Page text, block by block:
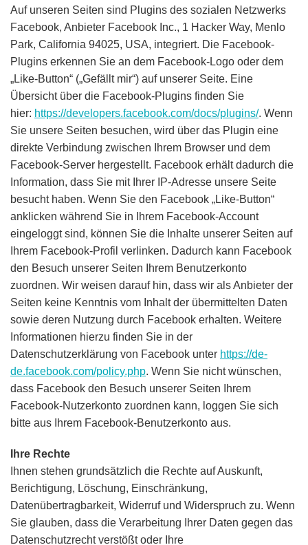
Auf unseren Seiten sind Plugins des sozialen Netzwerks
Facebook, Anbieter Facebook Inc., 1 Hacker Way, Menlo
Park, California 94025, USA, integriert. Die Facebook-
Plugins erkennen Sie an dem Facebook-Logo oder dem
„Like-Button“ („Gefällt mir“) auf unserer Seite. Eine
Übersicht über die Facebook-Plugins finden Sie
hier: https://developers.facebook.com/docs/plugins/. Wenn
Sie unsere Seiten besuchen, wird über das Plugin eine
direkte Verbindung zwischen Ihrem Browser und dem
Facebook-Server hergestellt. Facebook erhält dadurch die
Information, dass Sie mit Ihrer IP-Adresse unsere Seite
besucht haben. Wenn Sie den Facebook „Like-Button“
anklicken während Sie in Ihrem Facebook-Account
eingeloggt sind, können Sie die Inhalte unserer Seiten auf
Ihrem Facebook-Profil verlinken. Dadurch kann Facebook
den Besuch unserer Seiten Ihrem Benutzerkonto
zuordnen. Wir weisen darauf hin, dass wir als Anbieter der
Seiten keine Kenntnis vom Inhalt der übermittelten Daten
sowie deren Nutzung durch Facebook erhalten. Weitere
Informationen hierzu finden Sie in der
Datenschutzerklärung von Facebook unter https://de-
de.facebook.com/policy.php. Wenn Sie nicht wünschen,
dass Facebook den Besuch unserer Seiten Ihrem
Facebook-Nutzerkonto zuordnen kann, loggen Sie sich
bitte aus Ihrem Facebook-Benutzerkonto aus.
Ihre Rechte
Ihnen stehen grundsätzlich die Rechte auf Auskunft,
Berichtigung, Löschung, Einschränkung,
Datenübertragbarkeit, Widerruf und Widerspruch zu. Wenn
Sie glauben, dass die Verarbeitung Ihrer Daten gegen das
Datenschutzrecht verstößt oder Ihre